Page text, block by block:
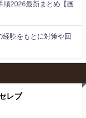
順2026最新まとめ【画
験をもとに対策や回
レブ